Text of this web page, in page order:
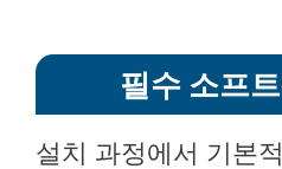
필수 소프
설치 과정에서 기본